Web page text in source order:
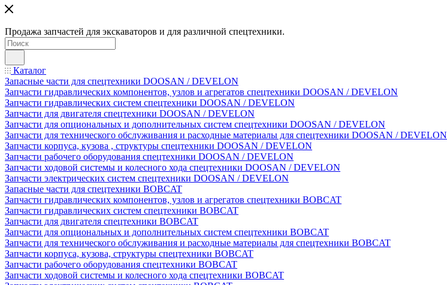
Продажа запчастей для экскаваторов и для различной спецтехники.
Каталог
Запасные части для спецтехники DOOSAN / DEVELON
Запчасти гидравлических компонентов, узлов и агрегатов спецтехники DOOSAN / DEVELON
Запчасти гидравлических систем спецтехники DOOSAN / DEVELON
Запчасти для двигателя спецтехники DOOSAN / DEVELON
Запчасти для опциональных и дополнительных систем спецтехники DOOSAN / DEVELON
Запчасти для технического обслуживания и расходные материалы для спецтехники DOOSAN / DEVELON
Запчасти корпуса, кузова , структуры спецтехники DOOSAN / DEVELON
Запчасти рабочего оборудования спецтехники DOOSAN / DEVELON
Запчасти ходовой системы и колесного хода спецтехники DOOSAN / DEVELON
Запчасти электрических систем спецтехники DOOSAN / DEVELON
Запасные части для спецтехники BOBCAT
Запчасти гидравлических компонентов, узлов и агрегатов спецтехники BOBCAT
Запчасти гидравлических систем спецтехники BOBCAT
Запчасти для двигателя спецтехники BOBCAT
Запчасти для опциональных и дополнительных систем спецтехники BOBCAT
Запчасти для технического обслуживания и расходные материалы для спецтехники BOBCAT
Запчасти корпуса, кузова, структуры спецтехники BOBCAT
Запчасти рабочего оборудования спецтехники BOBCAT
Запчасти ходовой системы и колесного хода спецтехники BOBCAT